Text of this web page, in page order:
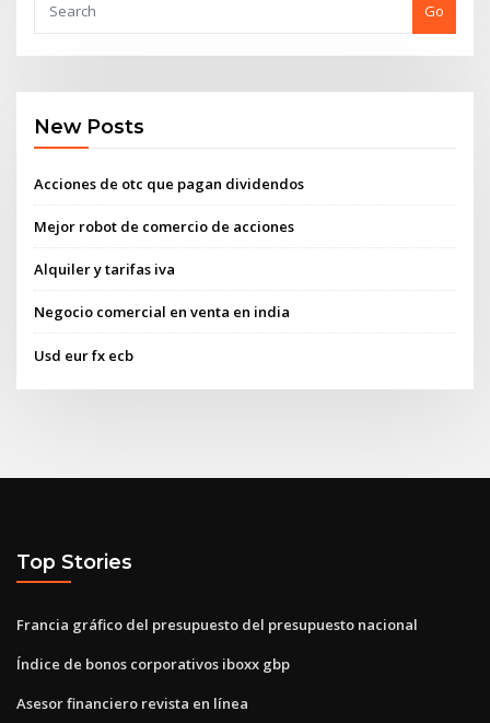
Go
New Posts
Acciones de otc que pagan dividendos
Mejor robot de comercio de acciones
Alquiler y tarifas iva
Negocio comercial en venta en india
Usd eur fx ecb
Top Stories
Francia gráfico del presupuesto del presupuesto nacional
Índice de bonos corporativos iboxx gbp
Asesor financiero revista en línea